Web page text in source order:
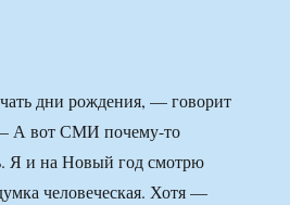
дни рождения, — говорит
А вот СМИ почему-то
Я и на Новый год смотрю
человеческая. Хотя —